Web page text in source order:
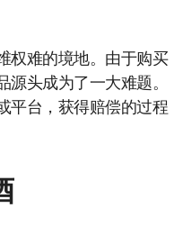
权难的境地。由于购买
头成为了一大难题。
平台，获得赔偿的过程